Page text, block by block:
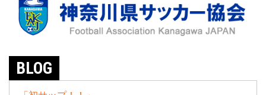
BLOG